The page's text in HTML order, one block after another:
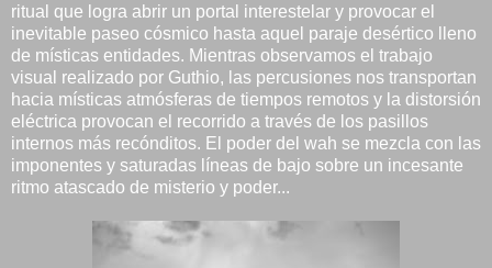
ritual que logra abrir un portal interestelar y provocar el
inevitable paseo cósmico hasta aquel paraje desértico lleno
de místicas entidades. Mientras observamos el trabajo
visual realizado por Guthio, las percusiones nos transportan
hacia místicas atmósferas de tiempos remotos y la distorsión
eléctrica provocan el recorrido a través de los pasillos
internos más recónditos. El poder del wah se mezcla con las
imponentes y saturadas líneas de bajo sobre un incesante
ritmo atascado de misterio y poder...